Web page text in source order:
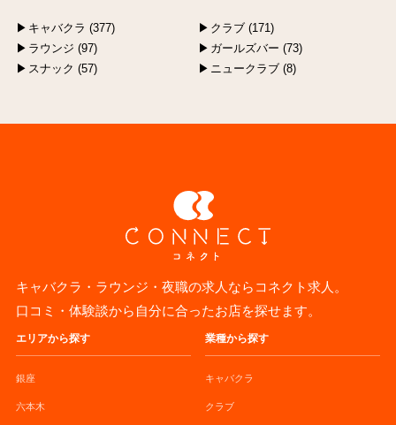
キャバクラ (377)
クラブ (171)
ラウンジ (97)
ガールズバー (73)
スナック (57)
ニュークラブ (8)
キャバクラ・ラウンジ・夜職の求人ならコネクト求人。
口コミ・体験談から自分に合ったお店を探せます。
エリアから探す
銀座
六本木
業種から探す
キャバクラ
クラブ